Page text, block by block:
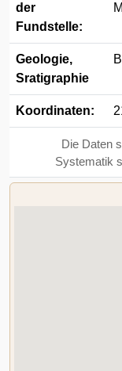
der
Fundstelle:
Geologie,
Sratigraphie
Koordinaten:
Die Daten
Systematik